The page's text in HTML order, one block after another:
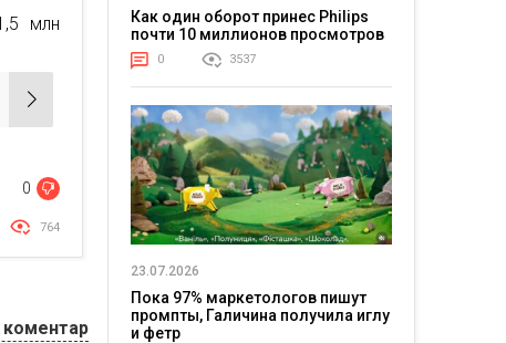
млн
0
764
коментар
Как один оборот принес Philips
почти 10 миллионов просмотров
0 3537
23.07.2026
Пока 97% маркетологов пишут
промпты, Галичина получила иглу
и фетр